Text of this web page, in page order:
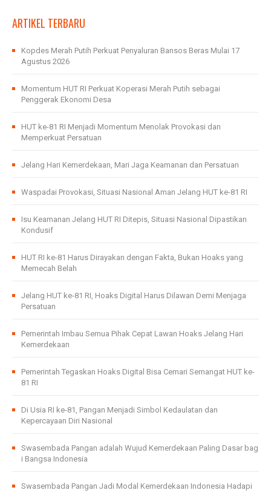
ARTIKEL TERBARU
Kopdes Merah Putih Perkuat Penyaluran Bansos Beras Mulai 17
Agustus 2026
Momentum HUT RI Perkuat Koperasi Merah Putih sebagai
Penggerak Ekonomi Desa
HUT ke-81 RI Menjadi Momentum Menolak Provokasi dan
Memperkuat Persatuan
Jelang Hari Kemerdekaan, Mari Jaga Keamanan dan Persatuan
Waspadai Provokasi, Situasi Nasional Aman Jelang HUT ke-81 RI
Isu Keamanan Jelang HUT RI Ditepis, Situasi Nasional Dipastikan
Kondusif
HUT RI ke-81 Harus Dirayakan dengan Fakta, Bukan Hoaks yang
Memecah Belah
Jelang HUT ke-81 RI, Hoaks Digital Harus Dilawan Demi Menjaga
Persatuan
Pemerintah Imbau Semua Pihak Cepat Lawan Hoaks Jelang Hari
Kemerdekaan
Pemerintah Tegaskan Hoaks Digital Bisa Cemari Semangat HUT ke-
81 RI
Di Usia RI ke-81, Pangan Menjadi Simbol Kedaulatan dan
Kepercayaan Diri Nasional
Swasembada Pangan adalah Wujud Kemerdekaan Paling Dasar bag
i Bangsa Indonesia
Swasembada Pangan Jadi Modal Kemerdekaan Indonesia Hadapi